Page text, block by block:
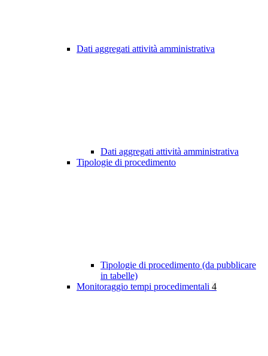
Dati aggregati attività amministrativa
Dati aggregati attività amministrativa
Tipologie di procedimento
Tipologie di procedimento (da pubblicare
in tabelle)
Monitoraggio tempi procedimentali 4